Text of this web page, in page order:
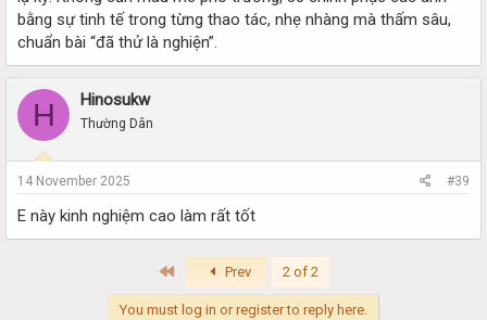
bằng sự tinh tế trong từng thao tác, nhẹ nhàng mà thấm sâu,
chuẩn bài “đã thử là nghiện”.
H Hinosukw
Thường Dân
14 November 2025 #39
E này kinh nghiệm cao làm rất tốt
Prev 2 of 2
You must log in or register to reply here.